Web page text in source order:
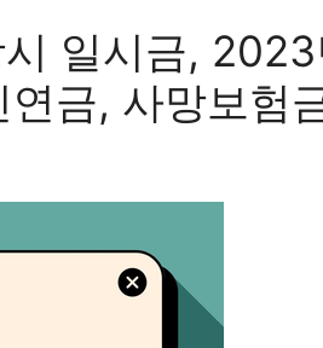
일시금,
금, 사망보험